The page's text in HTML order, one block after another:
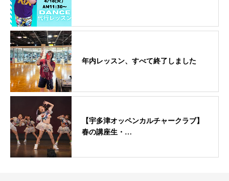
年内レッスン、すべて終了しました
【宇多津オッペンカルチャークラブ】
春の講座生・…